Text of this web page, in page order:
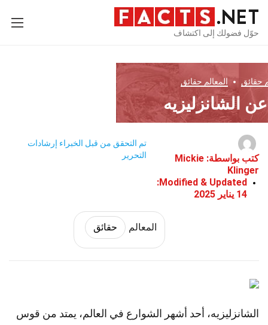
حوّل فضولك إلى اكتشاف
حقائق المعالم حقائق
كتب بواسطة: Mickie
Klinger
Modified & Updated:
14 يناير 2025
تم التحقق من قبل الخبراء إرشادات
التحرير
المعالم حقائق
الشانزليزيه، أحد أشهر الشوارع في العالم، يمتد من قوس